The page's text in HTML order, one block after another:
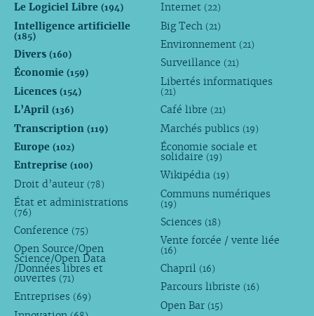
Le Logiciel Libre (194)
Intelligence artificielle
(185)
Divers (160)
Économie (159)
Licences (154)
L’April (136)
Transcription (119)
Europe (102)
Entreprise (100)
Droit d’auteur (78)
État et administrations
(76)
Conference (75)
Open Source/Open
Science/Open Data
/Données libres et
ouvertes (71)
Entreprises (69)
Internet (22)
Big Tech (21)
Environnement (21)
Surveillance (21)
Libertés informatiques
(21)
Café libre (21)
Marchés publics (19)
Économie sociale et
solidaire (19)
Wikipédia (19)
Communs numériques
(19)
Sciences (18)
Vente forcée / vente liée
(16)
Chapril (16)
Parcours libriste (16)
Open Bar (15)